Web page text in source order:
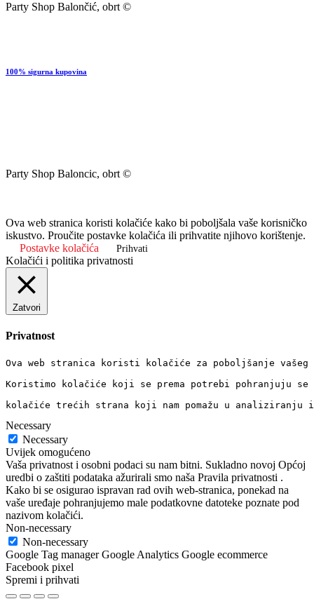
Party Shop Balončić, obrt ©
100% sigurna kupovina
Party Shop Baloncic, obrt ©
Ova web stranica koristi kolačiće kako bi poboljšala vaše korisničko
iskustvo. Proučite postavke kolačića ili prihvatite njihovo korištenje.
Postavke kolačića
Prihvati
Kolačići i politika privatnosti
Zatvori
Privatnost
Ova web stranica koristi kolačiće za poboljšanje
Koristimo kolačiće koji se prema potrebi pohranjuju
kolačiće trećih strana koji nam pomažu u
Necessary
Necessary
Uvijek omogućeno
Vaša privatnost i osobni podaci su nam bitni. Sukladno novoj Općoj
uredbi o zaštiti podataka ažurirali smo naša Pravila privatnosti .
Kako bi se osigurao ispravan rad ovih web-stranica, ponekad na
vaše uređaje pohranjujemo male podatkovne datoteke poznate pod
nazivom kolačići.
Non-necessary
Non-necessary
Google Tag manager Google Analytics Google ecommerce
Facebook pixel
Spremi i prihvati